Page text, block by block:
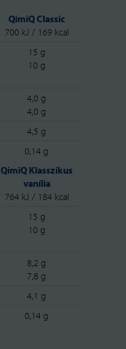
QimiQ Classic
700 kJ / 169 kcal
15 g
10 g
4,0 g
4,0 g
4,5 g
0,14 g
QimiQ Klasszikus
vanília
764 kJ / 184 kcal
15 g
10 g
8,2 g
7,8 g
4,1 g
0,14 g